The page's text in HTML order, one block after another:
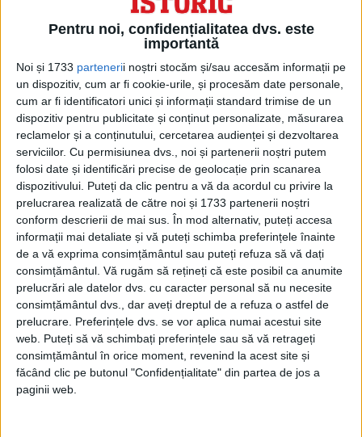
Pentru noi, confidențialitatea dvs. este
importantă
Noi și 1733 partenerii noștri stocăm și/sau accesăm informații pe
un dispozitiv, cum ar fi cookie-urile, și procesăm date personale,
cum ar fi identificatori unici și informații standard trimise de un
dispozitiv pentru publicitate și conținut personalizate, măsurarea
reclamelor și a conținutului, cercetarea audienței și dezvoltarea
serviciilor. Cu permisiunea dvs., noi și partenerii noștri putem
folosi date și identificări precise de geolocație prin scanarea
dispozitivului. Puteți da clic pentru a vă da acordul cu privire la
prelucrarea realizată de către noi și 1733 partenerii noștri
conform descrierii de mai sus. În mod alternativ, puteți accesa
informații mai detaliate și vă puteți schimba preferințele înainte
de a vă exprima consimțământul sau puteți refuza să vă dați
consimțământul. Vă rugăm să rețineți că este posibil ca anumite
prelucrări ale datelor dvs. cu caracter personal să nu necesite
consimțământul dvs., dar aveți dreptul de a refuza o astfel de
prelucrare. Preferințele dvs. se vor aplica numai acestui site
web. Puteți să vă schimbați preferințele sau să vă retrageți
consimțământul în orice moment, revenind la acest site și
făcând clic pe butonul "Confidențialitate" din partea de jos a
paginii web.
A fost o copilărie fericită pentru că eram o
familie puternică şi fericită. Însă eram şi o
familie „duală”, din cauza contrastului
dintre cultura noastră rusească de acasă şi
cultura americană din afara casei.
Ce l-a făcut pe tatăl dumneavoastră să se
întoarcă la ortodoxism, religia copilăriei sale,